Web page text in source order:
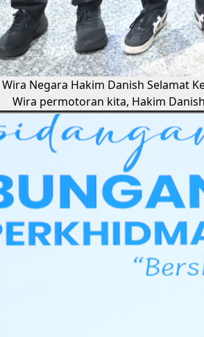
Wira Negara Hakim Danish Selamat
Wira permotoran kita, Hakim